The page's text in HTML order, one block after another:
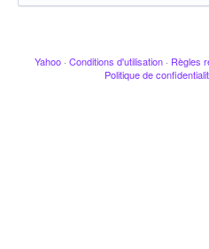
Yahoo · Conditions d'utilisation · Règles
Politique de